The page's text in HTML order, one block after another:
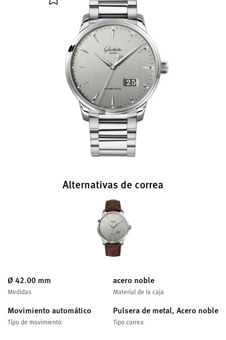
English Deutsch
Cerrar menú
Alternativas de correa
Ø 42.00 mm
Medidas
acero noble
Material de la caja
Movimiento automático
Tipo de movimiento
Pulsera de metal, Acero noble
Tipo correa